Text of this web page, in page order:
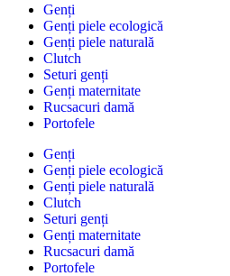
Genți
Genți piele ecologică
Genți piele naturală
Clutch
Seturi genți
Genți maternitate
Rucsacuri damă
Portofele
Genți
Genți piele ecologică
Genți piele naturală
Clutch
Seturi genți
Genți maternitate
Rucsacuri damă
Portofele